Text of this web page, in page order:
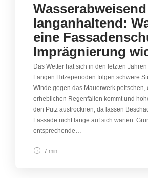
langanhaltend:
eine
Imprägnierung
Das Wetter hat sich in den letzten Jahren
Langen Hitzeperioden folgen schwere
Winde gegen das Mauerwerk peitschen,
erheblichen Regenfällen kommt und
den Putz austrocknen, da lassen
Fassade nicht lange auf sich warten.
entsprechende…
7 min